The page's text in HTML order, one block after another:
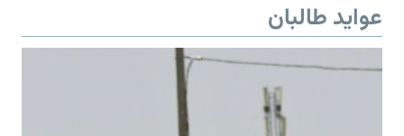
عواید طالبان